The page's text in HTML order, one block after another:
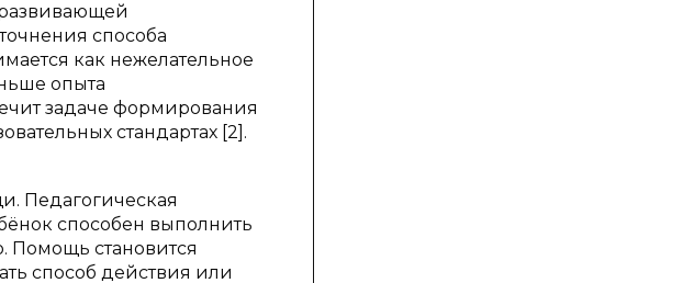
способа
как нежелательное
опыта
задаче формирования
стандартах [2].
Педагогическая
способен выполнить
Помощь становится
способ действия или